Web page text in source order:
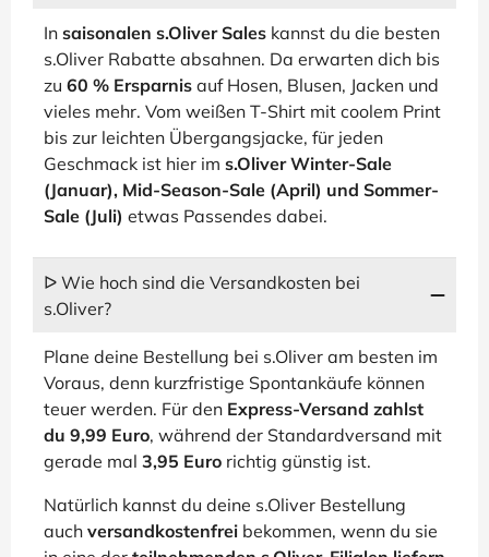
In saisonalen s.Oliver Sales kannst du die besten
s.Oliver Rabatte absahnen. Da erwarten dich bis
zu 60 % Ersparnis auf Hosen, Blusen, Jacken und
vieles mehr. Vom weißen T-Shirt mit coolem Print
bis zur leichten Übergangsjacke, für jeden
Geschmack ist hier im s.Oliver Winter-Sale
(Januar), Mid-Season-Sale (April) und Sommer-
Sale (Juli) etwas Passendes dabei.
ᐅ Wie hoch sind die Versandkosten bei
s.Oliver?
Plane deine Bestellung bei s.Oliver am besten im
Voraus, denn kurzfristige Spontankäufe können
teuer werden. Für den Express-Versand zahlst
du 9,99 Euro, während der Standardversand mit
gerade mal 3,95 Euro richtig günstig ist.
Natürlich kannst du deine s.Oliver Bestellung
auch versandkostenfrei bekommen, wenn du sie